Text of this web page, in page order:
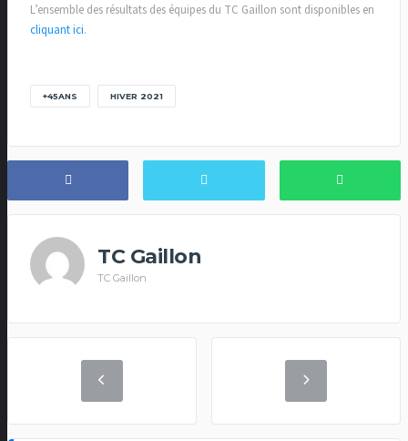
L’ensemble des résultats des équipes du TC Gaillon sont disponibles en
cliquant ici.
+45ANS HIVER 2021
TC Gaillon
TC Gaillon